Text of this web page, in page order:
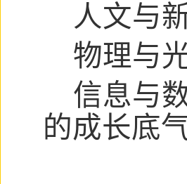
人文与
物理与
信息与
的成长底气